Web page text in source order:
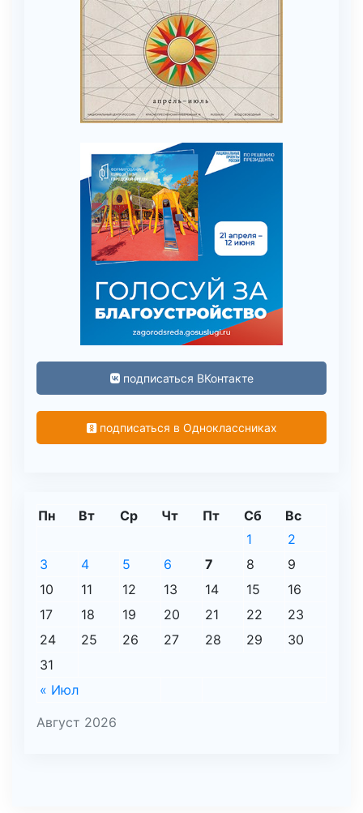
подписаться ВКонтакте
подписаться в Одноклассниках
Август 2026
Пн Вт Ср Чт Пт Сб Вс
« Июл
1
2
3
4 5 6 7 8
9
10
11 12 13 14 15
16
17
18 19 20 21 22
23
24
25 26 27 28 29
30
31